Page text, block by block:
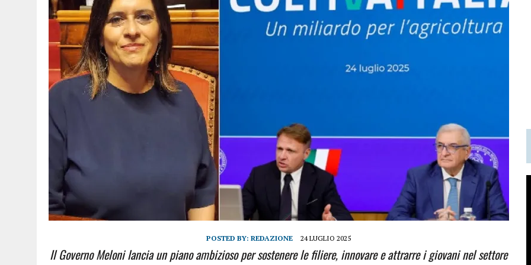
POSTED BY:REDAZIONE 24 LUGLIO 2025
Il Governo Meloni lancia un piano ambizioso per sostenere le filiere, innovare e attrarre i giovani nel settore